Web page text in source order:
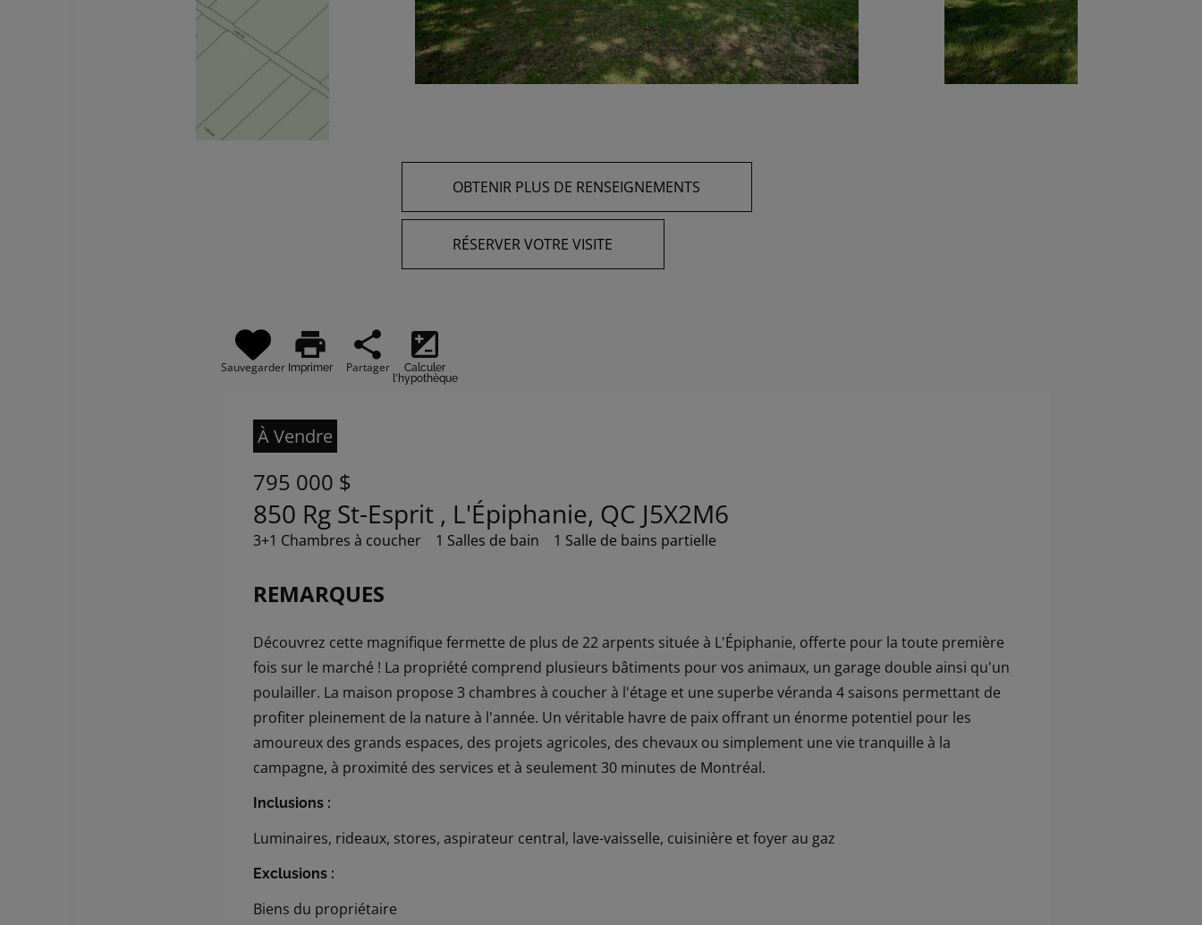
OBTENIR PLUS DE RENSEIGNEMENTS
RÉSERVER VOTRE VISITE
Sauvegarder
print
Imprimer
share
Partager
iso
Calculer
l'hypothèque
À Vendre
795 000 $
850 Rg St-Esprit , L'Épiphanie, QC J5X2M6
3+1 Chambres à coucher 1 Salles de bain 1 Salle de bains partielle
REMARQUES
Découvrez cette magnifique fermette de plus de 22 arpents située à L'Épiphanie, offerte pour la toute première
fois sur le marché ! La propriété comprend plusieurs bâtiments pour vos animaux, un garage double ainsi qu'un
poulailler. La maison propose 3 chambres à coucher à l'étage et une superbe véranda 4 saisons permettant de
profiter pleinement de la nature à l'année. Un véritable havre de paix offrant un énorme potentiel pour les
amoureux des grands espaces, des projets agricoles, des chevaux ou simplement une vie tranquille à la
campagne, à proximité des services et à seulement 30 minutes de Montréal.
Inclusions :
Luminaires, rideaux, stores, aspirateur central, lave-vaisselle, cuisinière et foyer au gaz
Exclusions :
Biens du propriétaire